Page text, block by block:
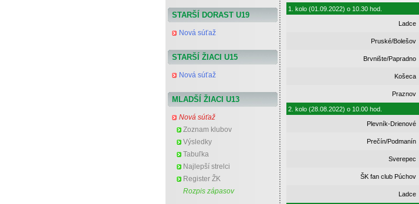
STARŠÍ DORAST U19
Nová súťaž
STARŠÍ ŽIACI U15
Nová súťaž
MLADŠÍ ŽIACI U13
Nová súťaž
Zoznam klubov
Výsledky
Tabuľka
Najlepší strelci
Register ŽK
Rozpis zápasov
1. kolo (01.09.2022) o 10.30 hod.
Ladce
Pruské/Bolešov
Brvnište/Papradno
Košeca
Praznov
2. kolo (28.08.2022) o 10.00 hod.
Plevník-Drienové
Prečín/Podmanín
Sverepec
ŠK fan club Púchov
Ladce